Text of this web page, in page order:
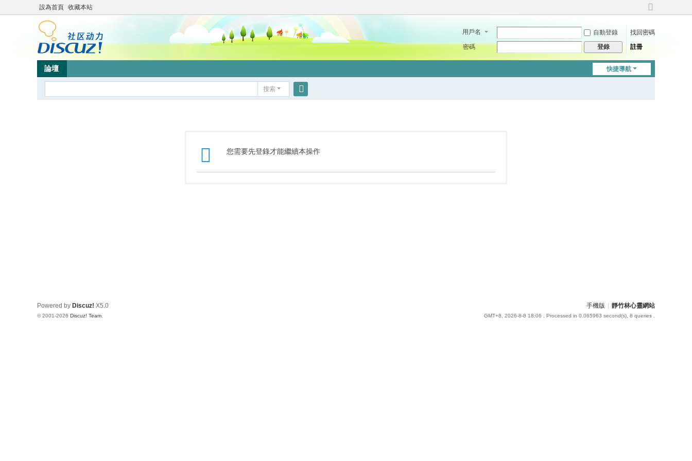
設為首頁 收藏本站
切
到
用戶名 自動登錄
找回密碼
密碼
登錄 註冊
快捷導航
論壇
搜索
您需要先登錄才能繼續本操作
手機版 靜竹林心靈網站
GMT+8, 2026-8-8 18:06 , Processed in 0.065963 second(s), 8 queries .
Powered by Discuz! X5.0
© 2001-2026 Discuz! Team